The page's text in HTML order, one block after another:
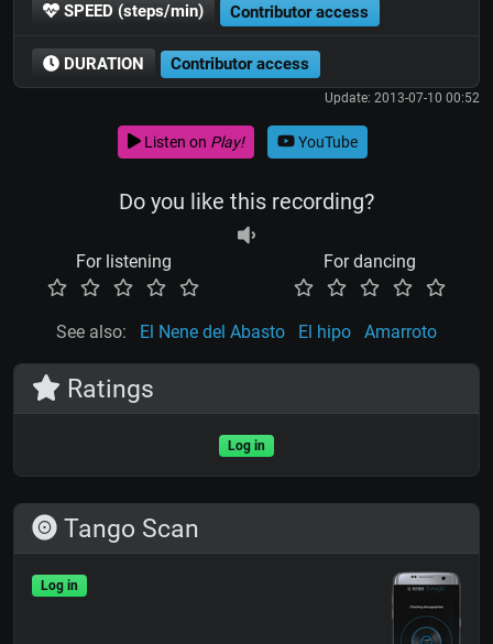
SPEED (steps/min) Contributor access
DURATION Contributor access
Update: 2013-07-10 00:52
Listen on Play! YouTube
Do you like this recording?
For listening For dancing
See also: El Nene del Abasto El hipo Amarroto
Ratings
Log in
Tango Scan
Log in